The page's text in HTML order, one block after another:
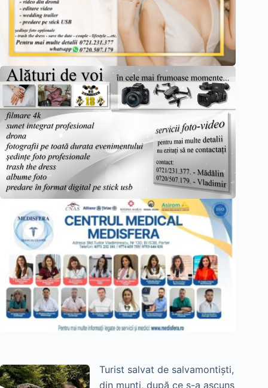
Turist salvat de salvamontiști,
din munți, după ce s-a ascuns